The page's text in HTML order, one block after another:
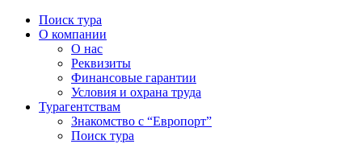
Поиск тура
О компании
О нас
Реквизиты
Финансовые гарантии
Условия и охрана труда
Турагентствам
Знакомство с “Европорт”
Поиск тура